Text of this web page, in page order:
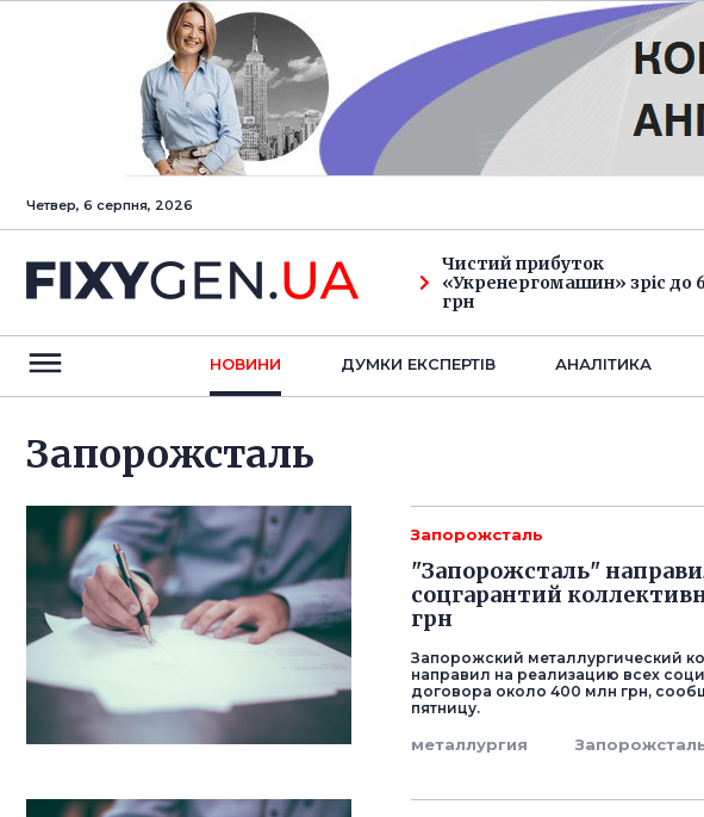
Четвер, 6 серпня, 2026
Чистий прибуток
«Укренергомашин» зріс до
грн
НОВИНИ ДУМКИ ЕКСПЕРТIВ АНАЛIТИКА
Запорожсталь
Запорожсталь
"Запорожсталь"
соцгарантий
грн
Запорожский металлургический
направил на реализацию всех
договора около 400 млн грн,
пятницу.
металлургия